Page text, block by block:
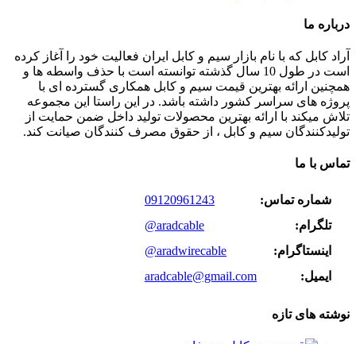
درباره ما
آراد کابل که با نام بازار سیم و کابل ایران فعالیت خود را آغاز کرده
است در طول 10 سال گذشته توانسته است با حذف واسطه ها و
همچنین ارائه بهترین قیمت سیم و کابل همکاری گسترده ای با
پروژه های سراسر کشور داشته باشد. در این راستا این مجموعه
تلاش میکند با ارائه بهترین محصولات تولید داخل ضمن حمایت از
تولیدکنندگان سیم و کابل ، از حقوق مصرف کنندگان صیانت کند.
تماس با ما
شماره تماس:
09120961243
تلگرام:
@aradcable
اینستاگرام:
@aradwirecable
ایمیل:
aradcable@gmail.com
نوشته های تازه